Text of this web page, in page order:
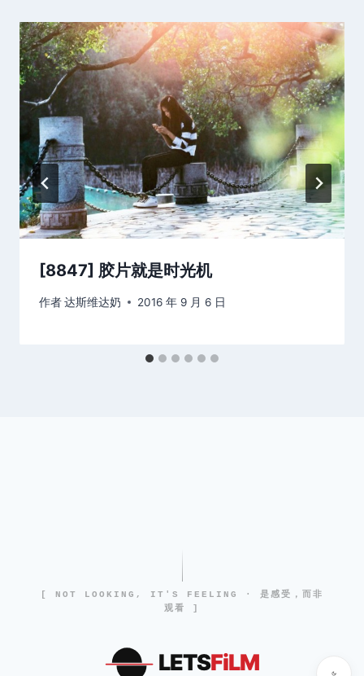
[8847] 胶片就是时光机
作者达斯维达奶 2016 年 9 月 6 日
[ NOT LOOKING, IT'S FEELING · 是感受，而非
观看 ]
LETSFiLM